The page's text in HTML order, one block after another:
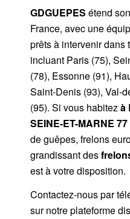
GDGUEPES étend
France, avec une
prêts à intervenir dans
incluant Paris (75),
(78), Essonne (91),
Saint-Denis (93), Val-
(95). Si vous habitez à
SEINE-ET-MARNE 77
de guêpes, frelons
grandissant des
est à votre disposition.
Contactez-nous par
sur notre plateforme